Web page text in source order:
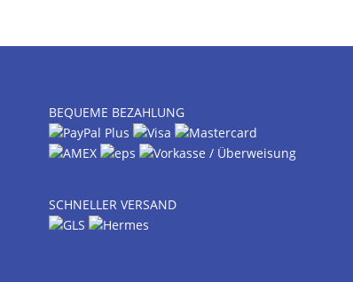
BEQUEME BEZAHLUNG
SCHNELLER VERSAND